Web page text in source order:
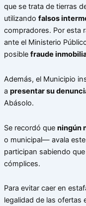
que se trata de tierras
utilizando falsos
compradores. Por esta
ante el Ministerio
posible fraude
Además, el Municipio
a presentar su
Abásolo.
Se recordó que ningún
o municipal— avala
participan sabiendo
cómplices.
Para evitar caer en
legalidad de las ofertas